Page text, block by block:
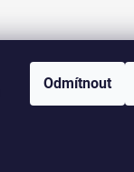
Odmítnout